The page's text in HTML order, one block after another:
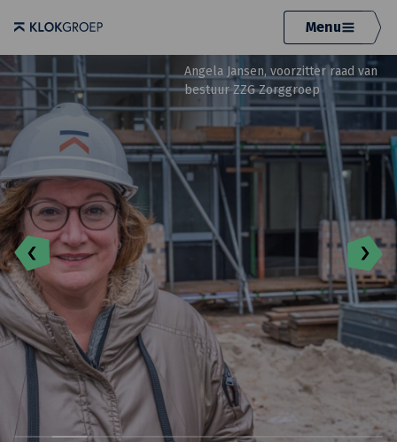
Menu
Angela Jansen, voorzitter raad van
bestuur ZZG Zorggroep